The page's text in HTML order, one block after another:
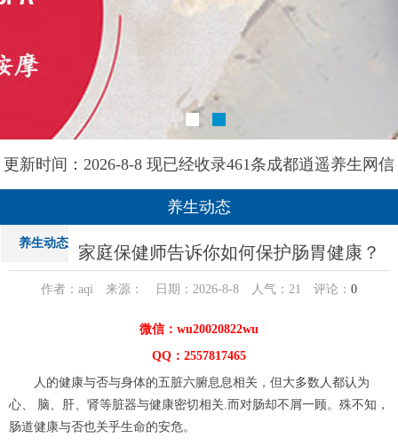
更新时间：2026-8-8 现已经收录461条成都逍遥养生网信
息
养生动态
养生动态 家庭保健师告诉你如何保护肠胃健康？
作者：aqi 来源： 日期：2026-8-8 人气： 21 评论： 0
微信：wu20020822wu
QQ：2557817465
人的健康与否与身体的五脏六腑息息相关，但大多数人都认为
心、 脑、肝、肾等脏器与健康密切相关.而对肠却不屑一顾。殊不知，
肠道健康与否也关乎生命的安危。